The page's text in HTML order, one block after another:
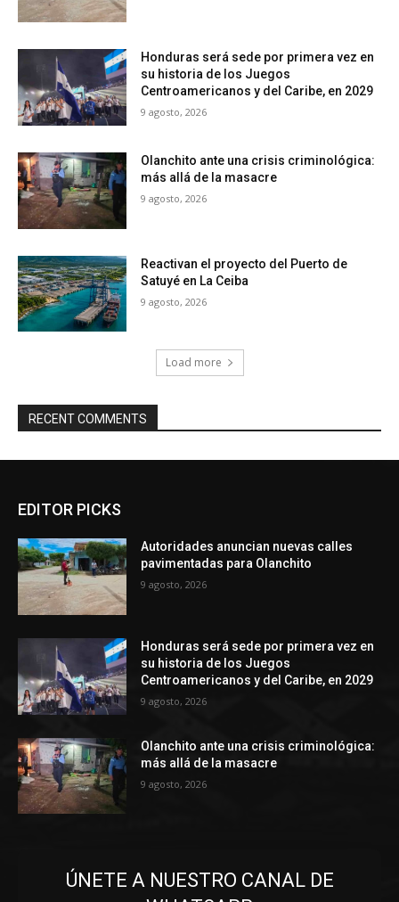
Honduras será sede por primera vez en
su historia de los Juegos
Centroamericanos y del Caribe, en 2029
9 agosto, 2026
Olanchito ante una crisis criminológica:
más allá de la masacre
9 agosto, 2026
Reactivan el proyecto del Puerto de
Satuyé en La Ceiba
9 agosto, 2026
Load more
RECENT COMMENTS
EDITOR PICKS
Autoridades anuncian nuevas calles
pavimentadas para Olanchito
9 agosto, 2026
Honduras será sede por primera vez en
su historia de los Juegos
Centroamericanos y del Caribe, en 2029
9 agosto, 2026
Olanchito ante una crisis criminológica:
más allá de la masacre
9 agosto, 2026
ÚNETE A NUESTRO CANAL DE